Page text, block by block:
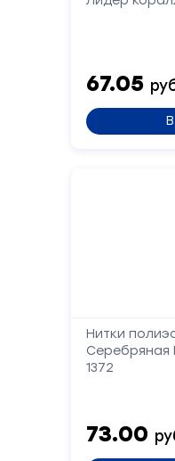
67.05
Нитки
Серебряная
1372
73.00